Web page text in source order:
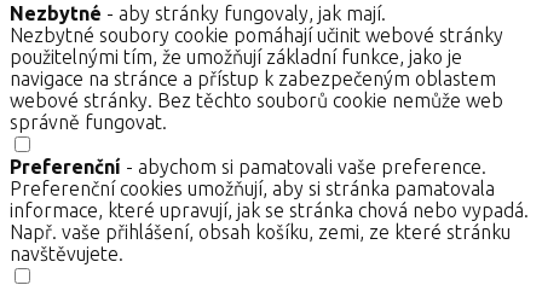
Nezbytné - aby stránky fungovaly, jak mají.
Nezbytné soubory cookie pomáhají učinit webové stránky
použitelnými tím, že umožňují základní funkce, jako je
navigace na stránce a přístup k zabezpečeným oblastem
webové stránky. Bez těchto souborů cookie nemůže web
správně fungovat.
Preferenční - abychom si pamatovali vaše preference.
Preferenční cookies umožňují, aby si stránka pamatovala
informace, které upravují, jak se stránka chová nebo vypadá.
Např. vaše přihlášení, obsah košíku, zemi, ze které stránku
navštěvujete.